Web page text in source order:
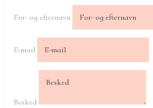
For- og efternavn
E-mail
Besked